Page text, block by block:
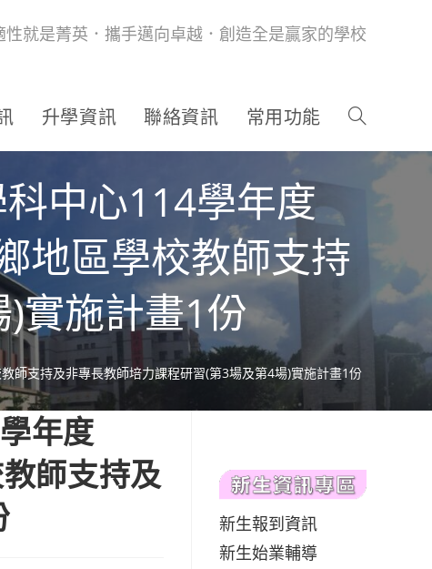
性就是菁英．攜手邁向卓越．創造全是贏家的學校
升學資訊 聯絡資訊 常用功能
中心114學年度
地區學校教師支持
實施計畫1份
師支持及非專長教師培力課程研習(第3場及第4場)實施計畫1份
年度
師支持及
新生報到資訊
新生始業輔導